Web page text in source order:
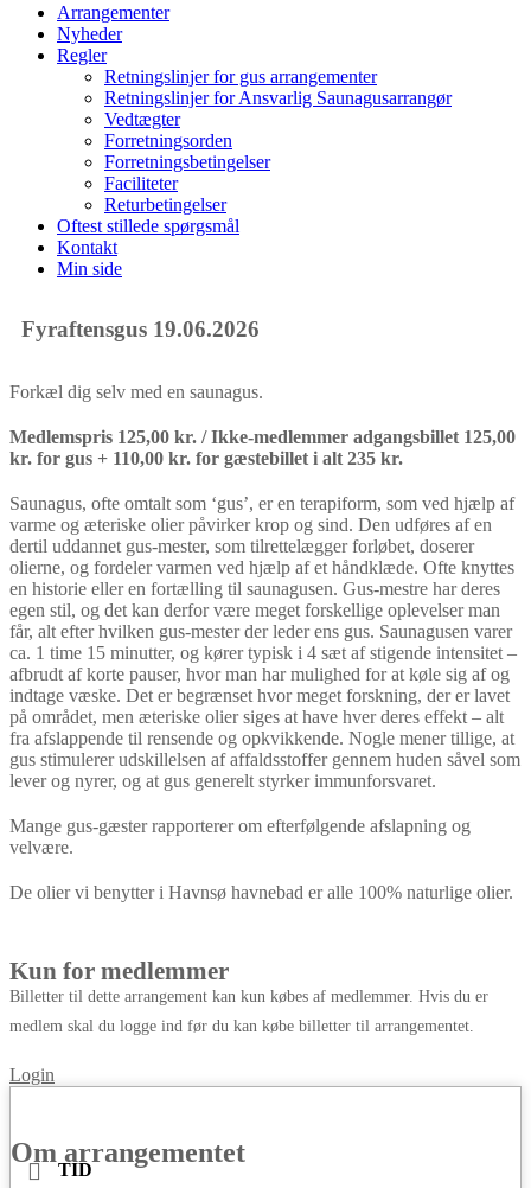
Arrangementer
Nyheder
Regler
Retningslinjer for gus arrangementer
Retningslinjer for Ansvarlig Saunagusarrangør
Vedtægter
Forretningsorden
Forretningsbetingelser
Faciliteter
Returbetingelser
Oftest stillede spørgsmål
Kontakt
Min side
Fyraftensgus 19.06.2026
Forkæl dig selv med en saunagus.
Medlemspris 125,00 kr. / Ikke-medlemmer adgangsbillet 125,00
kr. for gus + 110,00 kr. for gæstebillet i alt 235 kr.
Saunagus, ofte omtalt som ‘gus’, er en terapiform, som ved hjælp af
varme og æteriske olier påvirker krop og sind. Den udføres af en
dertil uddannet gus-mester, som tilrettelægger forløbet, doserer
olierne, og fordeler varmen ved hjælp af et håndklæde. Ofte knyttes
en historie eller en fortælling til saunagusen. Gus-mestre har deres
egen stil, og det kan derfor være meget forskellige oplevelser man
får, alt efter hvilken gus-mester der leder ens gus. Saunagusen varer
ca. 1 time 15 minutter, og kører typisk i 4 sæt af stigende intensitet –
afbrudt af korte pauser, hvor man har mulighed for at køle sig af og
indtage væske. Det er begrænset hvor meget forskning, der er lavet
på området, men æteriske olier siges at have hver deres effekt – alt
fra afslappende til rensende og opkvikkende. Nogle mener tillige, at
gus stimulerer udskillelsen af affaldsstoffer gennem huden såvel som
lever og nyrer, og at gus generelt styrker immunforsvaret.
Mange gus-gæster rapporterer om efterfølgende afslapning og
velvære.
De olier vi benytter i Havnsø havnebad er alle 100% naturlige olier.
Kun for medlemmer
Billetter til dette arrangement kan kun købes af medlemmer. Hvis du er
medlem skal du logge ind før du kan købe billetter til arrangementet.
Login
Om arrangementet
TID